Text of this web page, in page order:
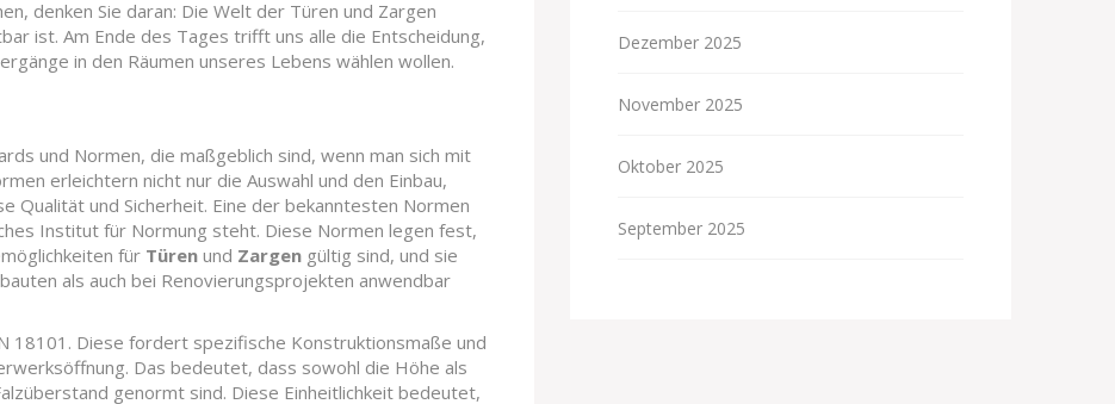
denken Sie daran: Die Welt der Türen und Zargen
ist. Am Ende des Tages trifft uns alle die Entscheidung,
in den Räumen unseres Lebens wählen wollen.
und Normen, die maßgeblich sind, wenn man sich mit
erleichtern nicht nur die Auswahl und den Einbau,
Qualität und Sicherheit. Eine der bekanntesten Normen
Institut für Normung steht. Diese Normen legen fest,
für Türen und Zargen gültig sind, und sie
als auch bei Renovierungsprojekten anwendbar
18101. Diese fordert spezifische Konstruktionsmaße und
Das bedeutet, dass sowohl die Höhe als
genormt sind. Diese Einheitlichkeit bedeutet,
Dezember 2025
November 2025
Oktober 2025
September 2025